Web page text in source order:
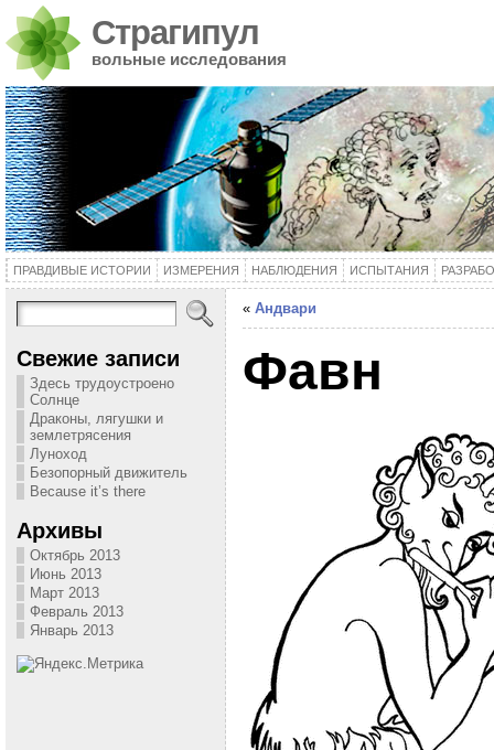
Страгипул
вольные исследования
ПРАВДИВЫЕ ИСТОРИИ ИЗМЕРЕНИЯ НАБЛЮДЕНИЯ ИСПЫТАНИЯ
Свежие записи
Здесь трудоустроено
Солнце
Драконы, лягушки и
землетрясения
Луноход
Безопорный движитель
Because it’s there
Архивы
Октябрь 2013
Июнь 2013
Март 2013
Февраль 2013
Январь 2013
« Андвари
Фавн